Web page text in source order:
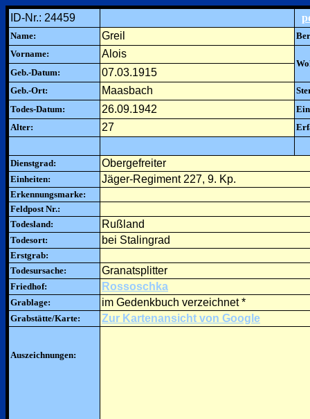
ID-Nr.: 24459
Name: Greil
Vorname:
Alois
Geb.-Datum:
07.03.1915
Geb.-Ort: Maasbach
Todes-Datum:
26.09.1942
Alter:
27
Dienstgrad: Obergefreiter
Einheiten: Jäger-Regiment 227, 9. Kp.
Erkennungsmarke:
Feldpost Nr.:
Todesland:
Rußland
Todesort: bei Stalingrad
Erstgrab:
Todesursache:
Granatsplitter
Friedhof: Rossoschka
Grablage: im Gedenkbuch verzeichnet *
Grabstätte/Karte: Zur Kartenansicht von Google
Auszeichnungen: